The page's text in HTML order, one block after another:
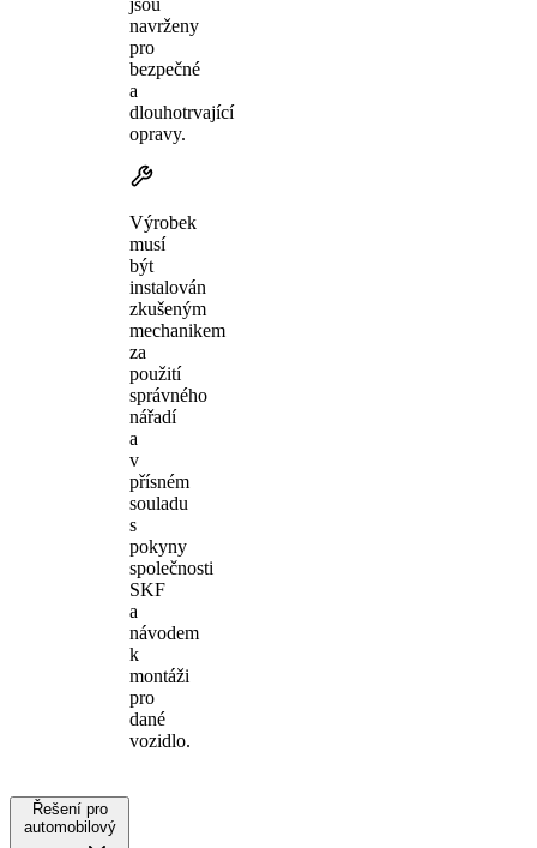
navrženy
pro
bezpečné
a
dlouhotrvající
opravy.
Výrobek
musí
být
instalován
zkušeným
mechanikem
za
použití
správného
nářadí
a
v
přísném
souladu
s
pokyny
společnosti
SKF
a
návodem
k
montáži
pro
dané
vozidlo.
Řešení pro
automobilový